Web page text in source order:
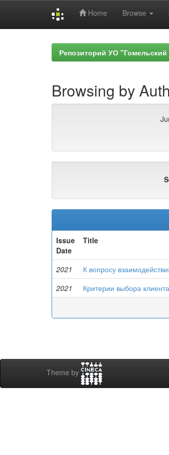
Home Browse
Репозиторий УО
Browsing by
Issue
Date
Title
2021 К вопросу
2021
Критерии выбора
Theme by